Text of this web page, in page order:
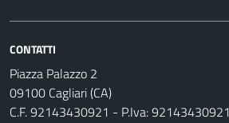
CONTATTI
Piazza Palazzo 2
09100 Cagliari (CA)
C.F. 92143430921 - P.Iva: 92143430921